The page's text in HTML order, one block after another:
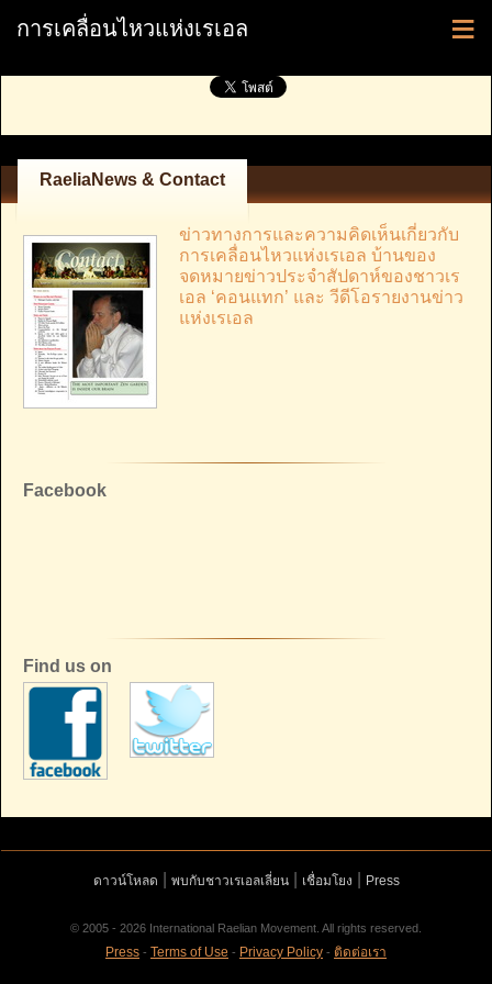
การเคลื่อนไหวแห่งเรเอล ≡
RaeliaNews & Contact
ข่าวทางการและความคิดเห็นเกี่ยวกับ
การเคลื่อนไหวแห่งเรเอล บ้านของ
จดหมายข่าวประจำสัปดาห์ของชาวเร
เอล ‘คอนแทก’ และ วีดีโอรายงานข่าว
แห่งเรเอล
Facebook
Find us on
ดาวน์โหลด พบกับชาวเรเอลเลี่ยน เชื่อมโยง Press
© 2005 - 2026 International Raelian Movement. All rights reserved.
Press - Terms of Use - Privacy Policy - ติดต่อเรา